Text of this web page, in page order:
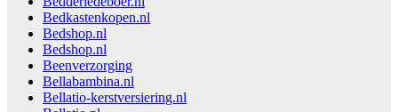
Bedkastenkopen.nl
Bedshop.nl
Bedshop.nl
Beenverzorging
Bellabambina.nl
Bellatio-kerstversiering.nl